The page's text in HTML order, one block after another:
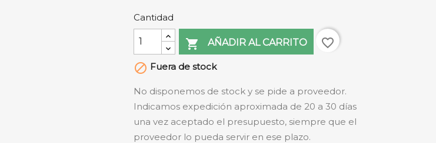
Cantidad
 AÑADIR AL CARRITO
favorite_border
 Fuera de stock
No disponemos de stock y se pide a proveedor.
Indicamos expedición aproximada de 20 a 30 días
una vez aceptado el presupuesto, siempre que el
proveedor lo pueda servir en ese plazo.